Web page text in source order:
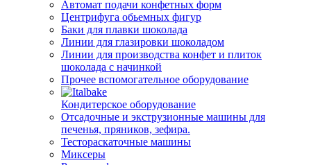
Автомат подачи конфетных форм
Центрифуга обьемных фигур
Баки для плавки шоколада
Линии для глазировки шоколадом
Линии для производства конфет и плиток
шоколада с начинкой
Прочее вспомогательное оборудование
Кондитерское оборудование
Отсадочные и экструзионные машины для
печенья, пряников, зефира.
Тестораскаточные машины
Миксеры